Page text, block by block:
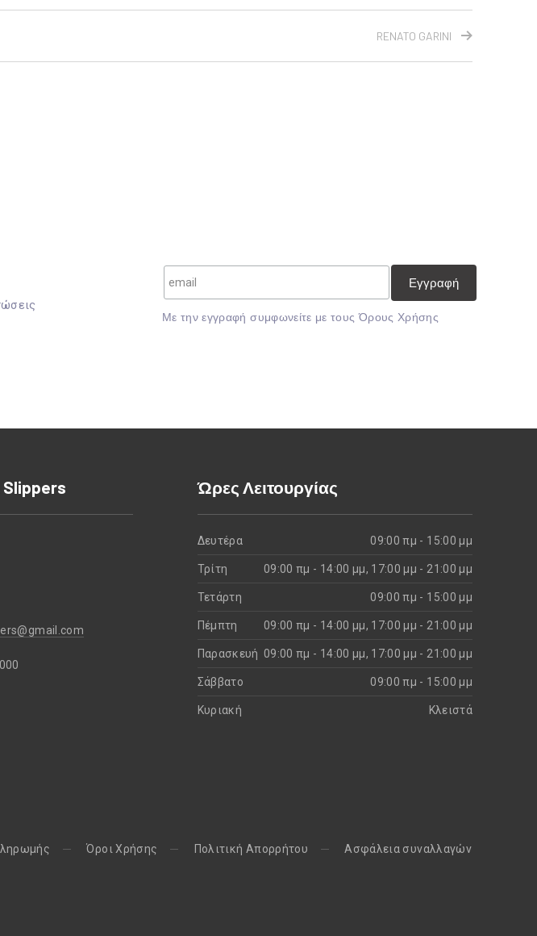
RENATO GARINI
Mε την εγγραφή συμφωνείτε με τουςΌρους Χρήσης
Slippers Ώρες Λειτουργίας
Δευτέρα 09:00 πμ - 15:00 μμ
Τρίτη 09:00 πμ - 14:00 μμ, 17:00 μμ - 21:00 μμ
Τετάρτη 09:00 πμ - 15:00 μμ
Πέμπτη 09:00 πμ - 14:00 μμ, 17:00 μμ - 21:00 μμ
Παρασκευή 09:00 πμ - 14:00 μμ, 17:00 μμ - 21:00 μμ
Σάββατο 09:00 πμ - 15:00 μμ
Κυριακή Kλειστά
Όροι Χρήσης Πολιτική Απορρήτου Aσφάλεια συναλλαγών